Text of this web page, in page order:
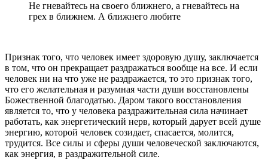
Не гневайтесь на своего ближнего, а гневайтесь на
грех в ближнем. А ближнего любите
Признак того, что человек имеет здоровую душу, заключается
в том, что он прекращает раздражаться вообще на все. И если
человек ни на что уже не раздражается, то это признак того,
что его желательная и разумная части души восстановлены
Божественной благодатью. Даром такого восстановления
является то, что у человека раздражительная сила начинает
работать, как энергетический нерв, который дарует всей душе
энергию, которой человек созидает, спасается, молится,
трудится. Все силы и сферы души человеческой заключаются,
как энергия, в раздражительной силе.